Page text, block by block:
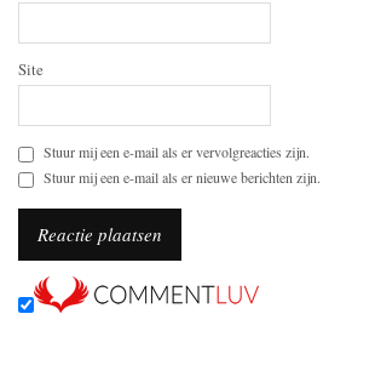
Site
Stuur mij een e-mail als er vervolgreacties zijn.
Stuur mij een e-mail als er nieuwe berichten zijn.